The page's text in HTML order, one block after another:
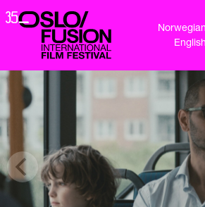
Norwegian
English